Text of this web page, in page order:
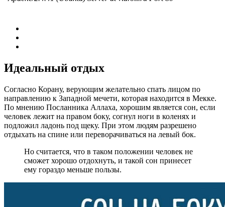
Идеальный отдых
Согласно Корану, верующим желательно спать лицом по
направлению к Западной мечети, которая находится в Мекке.
По мнению Посланника Аллаха, хорошим является сон, если
человек лежит на правом боку, согнул ноги в коленях и
подложил ладонь под щеку. При этом людям разрешено
отдыхать на спине или переворачиваться на левый бок.
Но считается, что в таком положении человек не
сможет хорошо отдохнуть, и такой сон принесет
ему гораздо меньше пользы.